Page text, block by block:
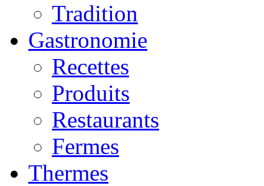
Tradition
Gastronomie
Recettes
Produits
Restaurants
Fermes
Thermes